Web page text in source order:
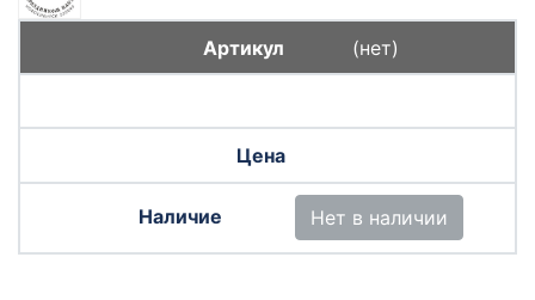
(нет)
Нет в наличии